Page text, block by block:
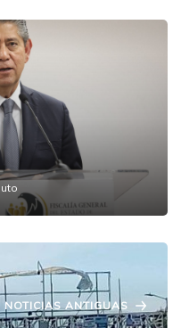
a los
en Canoa,
NOTICIAS ANTIGUAS